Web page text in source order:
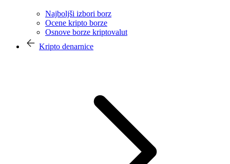
Najboljši izbori borz
Ocene kripto borze
Osnove borze kriptovalut
Kripto denarnice